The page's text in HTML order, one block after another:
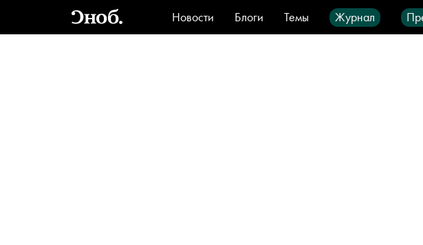
Новости Блоги Темы Журнал
Стиль
Видео Город IT-